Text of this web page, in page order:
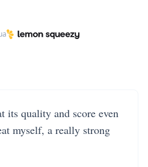
its quality and score even
myself, a really strong